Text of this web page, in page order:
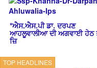
*ਐਸ.ਐਸ.ਪੀ ਡਾ. ਦਰਪਣ
ਆਹਲੂਵਾਲੀਆ ਦੀ ਅਗਵਾਈ ਹੇਠ
ਜ਼ਿ
TOP HEADLINES